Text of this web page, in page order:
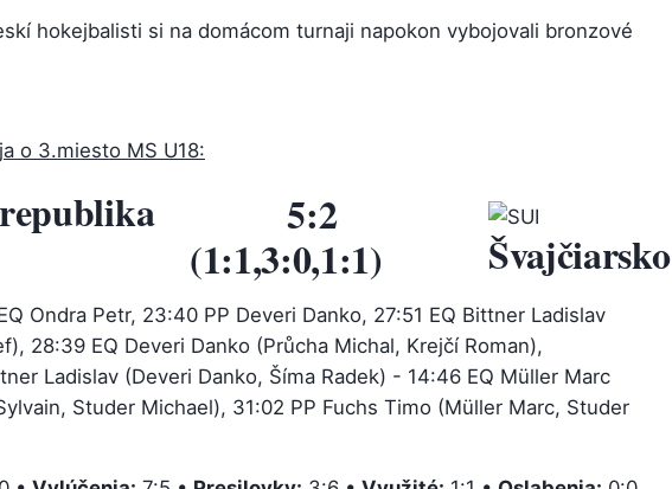
hokejbalisti si na domácom turnaji napokon vybojovali bronzové
o 3.miesto MS U18:
5:2
(1:1,3:0,1:1)
Švajčiarsko
Ondra Petr, 23:40 PP Deveri Danko, 27:51 EQ Bittner Ladislav
28:39 EQ Deveri Danko (Průcha Michal, Krejčí Roman),
Ladislav (Deveri Danko, Šíma Radek) - 14:46 EQ Müller Marc
Studer Michael), 31:02 PP Fuchs Timo (Müller Marc, Studer